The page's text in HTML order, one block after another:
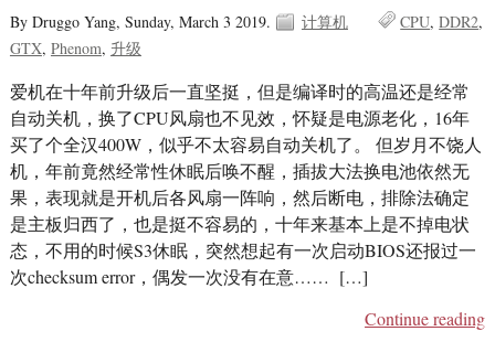
By Druggo Yang, Sunday, March 3 2019. 计算机 CPU DDR2
GTX Phenom 升级
爱机在十年前升级后一直坚挺，但是编译时的高温还是经常
自动关机，换了CPU风扇也不见效，怀疑是电源老化，16年
买了个全汉400W，似乎不太容易自动关机了。 但岁月不饶人
机，年前竟然经常性休眠后唤不醒，插拔大法换电池依然无
果，表现就是开机后各风扇一阵响，然后断电，排除法确定
是主板归西了，也是挺不容易的，十年来基本上是不掉电状
态，不用的时候S3休眠，突然想起有一次启动BIOS还报过一
次checksum error，偶发一次没有在意…… […]
Continue reading